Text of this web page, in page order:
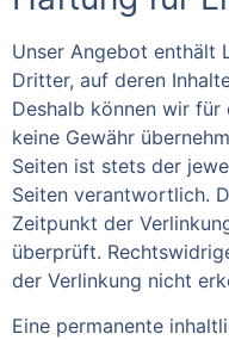
Unser Angebot enthält
Dritter, auf deren
Deshalb können wir für
keine Gewähr
Seiten ist stets der
Seiten verantwortlich.
Zeitpunkt der
überprüft.
der Verlinkung nicht
Eine permanente